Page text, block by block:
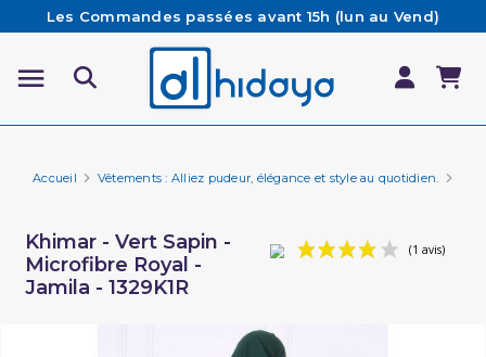
Les Commandes passées avant 15h (lun au Vend)
sont préparées et expédiées le jour même
Besoin d'aide ? Retrouvez notre FAQ
Livraison offerte à partir de 65€ d'achat*
Accueil Vêtements : Alliez pudeur, élégance et style au quotidien.
Khimar - Vert Sapin -
Microfibre Royal -
Jamila - 1329K1R